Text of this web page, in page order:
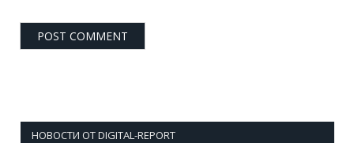
НОВОСТИ ОТ DIGITAL-REPORT